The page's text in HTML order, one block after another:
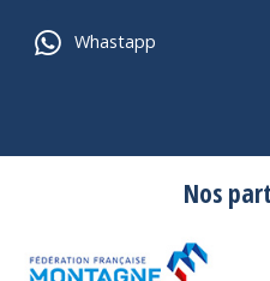
Whastapp
Nos